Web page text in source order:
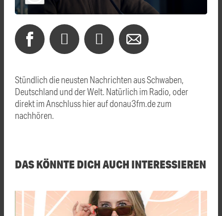
Stündlich die neusten Nachrichten aus Schwaben,
Deutschland und der Welt. Natürlich im Radio, oder
direkt im Anschluss hier auf donau3fm.de zum
nachhören.
DAS KÖNNTE DICH AUCH INTERESSIEREN